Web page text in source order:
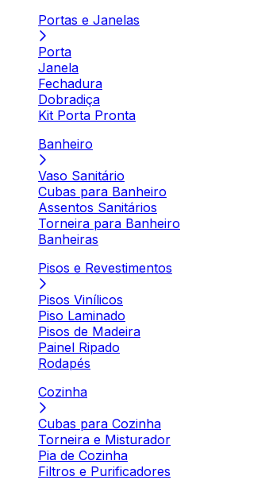
Portas e Janelas
Porta
Janela
Fechadura
Dobradiça
Kit Porta Pronta
Banheiro
Vaso Sanitário
Cubas para Banheiro
Assentos Sanitários
Torneira para Banheiro
Banheiras
Pisos e Revestimentos
Pisos Vinílicos
Piso Laminado
Pisos de Madeira
Painel Ripado
Rodapés
Cozinha
Cubas para Cozinha
Torneira e Misturador
Pia de Cozinha
Filtros e Purificadores